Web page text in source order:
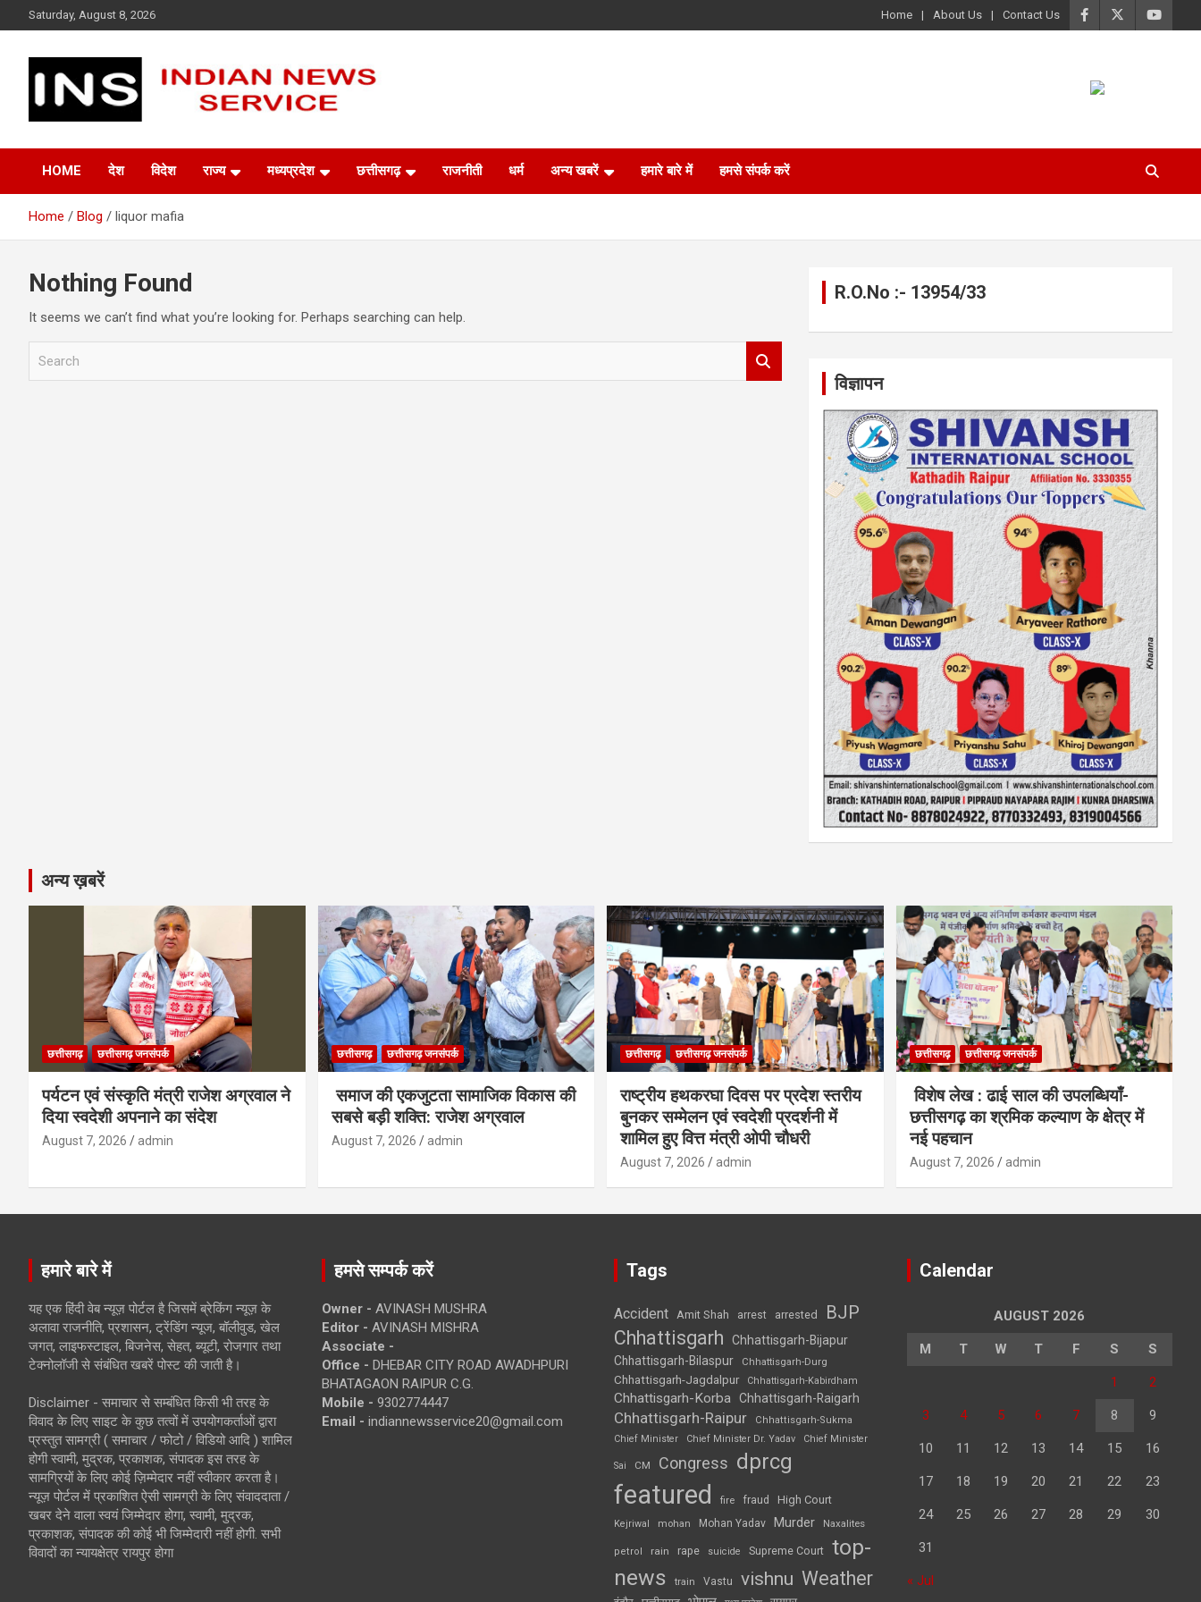
to
Saturday, August 8, 2026 Home About Us Contact Us
Indian News Service
HOME देश विदेश राज्य मध्यप्रदेश छत्तीसगढ़ राजनीती धर्म अन्य खबरें हमारे बारे में हमसे संपर्क करें
Home Blog liquor mafia
Nothing Found
It seems we can’t find what you’re looking for. Perhaps searching can help.
R.O.No :- 13954/33
विज्ञापन
अन्य ख़बरें
छत्तीसगढ़ छत्तीसगढ़ जनसंपर्क
पर्यटन एवं संस्कृति मंत्री राजेश अग्रवाल ने
दिया स्वदेशी अपनाने का संदेश
August 7, 2026 admin
छत्तीसगढ़ छत्तीसगढ़ जनसंपर्क
समाज की एकजुटता सामाजिक विकास की
सबसे बड़ी शक्ति: राजेश अग्रवाल
August 7, 2026 admin
छत्तीसगढ़ छत्तीसगढ़ जनसंपर्क
राष्ट्रीय हथकरघा दिवस पर प्रदेश स्तरीय
बुनकर सम्मेलन एवं स्वदेशी प्रदर्शनी में
शामिल हुए वित्त मंत्री ओपी चौधरी
August 7, 2026 admin
छत्तीसगढ़ छत्तीसगढ़ जनसंपर्क
विशेष लेख : ढाई साल की उपलब्धियाँ-
छत्तीसगढ़ का श्रमिक कल्याण के क्षेत्र में
नई पहचान
August 7, 2026 admin
हमारे बारे में
यह एक हिंदी वेब न्यूज़ पोर्टल है जिसमें ब्रेकिंग न्यूज़ के
अलावा राजनीति, प्रशासन, ट्रेंडिंग न्यूज, बॉलीवुड, खेल
जगत, लाइफस्टाइल, बिजनेस, सेहत, ब्यूटी, रोजगार तथा
टेक्नोलॉजी से संबंधित खबरें पोस्ट की जाती है।
Disclaimer - समाचार से सम्बंधित किसी भी तरह के
विवाद के लिए साइट के कुछ तत्वों में उपयोगकर्ताओं द्वारा
प्रस्तुत सामग्री ( समाचार / फोटो / विडियो आदि ) शामिल
होगी स्वामी, मुद्रक, प्रकाशक, संपादक इस तरह के
सामग्रियों के लिए कोई ज़िम्मेदार नहीं स्वीकार करता है।
न्यूज़ पोर्टल में प्रकाशित ऐसी सामग्री के लिए संवाददाता /
खबर देने वाला स्वयं जिम्मेदार होगा, स्वामी, मुद्रक,
प्रकाशक, संपादक की कोई भी जिम्मेदारी नहीं होगी. सभी
विवादों का न्यायक्षेत्र रायपुर होगा
हमसे सम्पर्क करें
Owner - AVINASH MUSHRA
Editor - AVINASH MISHRA
Associate -
Office - DHEBAR CITY ROAD AWADHPURI
BHATAGAON RAIPUR C.G.
Mobile - 9302774447
Email - indiannewsservice20@gmail.com
Tags
Accident Amit Shah arrest arrested BJP
Chhattisgarh
Chhattisgarh-Bijapur
Chhattisgarh-Bilaspur
Chhattisgarh-Durg
Chhattisgarh-Jagdalpur Chhattisgarh-Kabirdham
Chhattisgarh-Korba Chhattisgarh-Raigarh
Chhattisgarh-Raipur
Chhattisgarh-Sukma
Chief Minister
Chief Minister Dr. Yadav Chief Minister
Sai CM Congress dprcg
featured fire fraud High Court
Kejriwal mohan Mohan Yadav Murder Naxalites
petrol rain rape suicide Supreme Court top-
news
train Vastu vishnu Weather
Calendar
AUGUST 2026
M T W T F S S
1 2
3 4 5 6 7 8 9
10 11 12 13 14 15 16
17 18 19 20 21 22 23
24 25 26 27 28 29 30
31
« Jul